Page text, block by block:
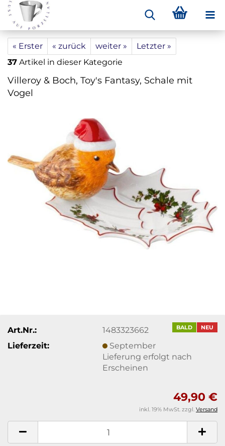
« Erster « zurück weiter »
Letzter »
37 Artikel in dieser Kategorie
Villeroy & Boch, Toy's Fantasy, Schale mit
Vogel
BALD NEU
Art.Nr.:
1483323662
Lieferzeit:
September
Lieferung erfolgt nach
Erscheinen
49,90 €
inkl. 19% MwSt. zzgl. Versand